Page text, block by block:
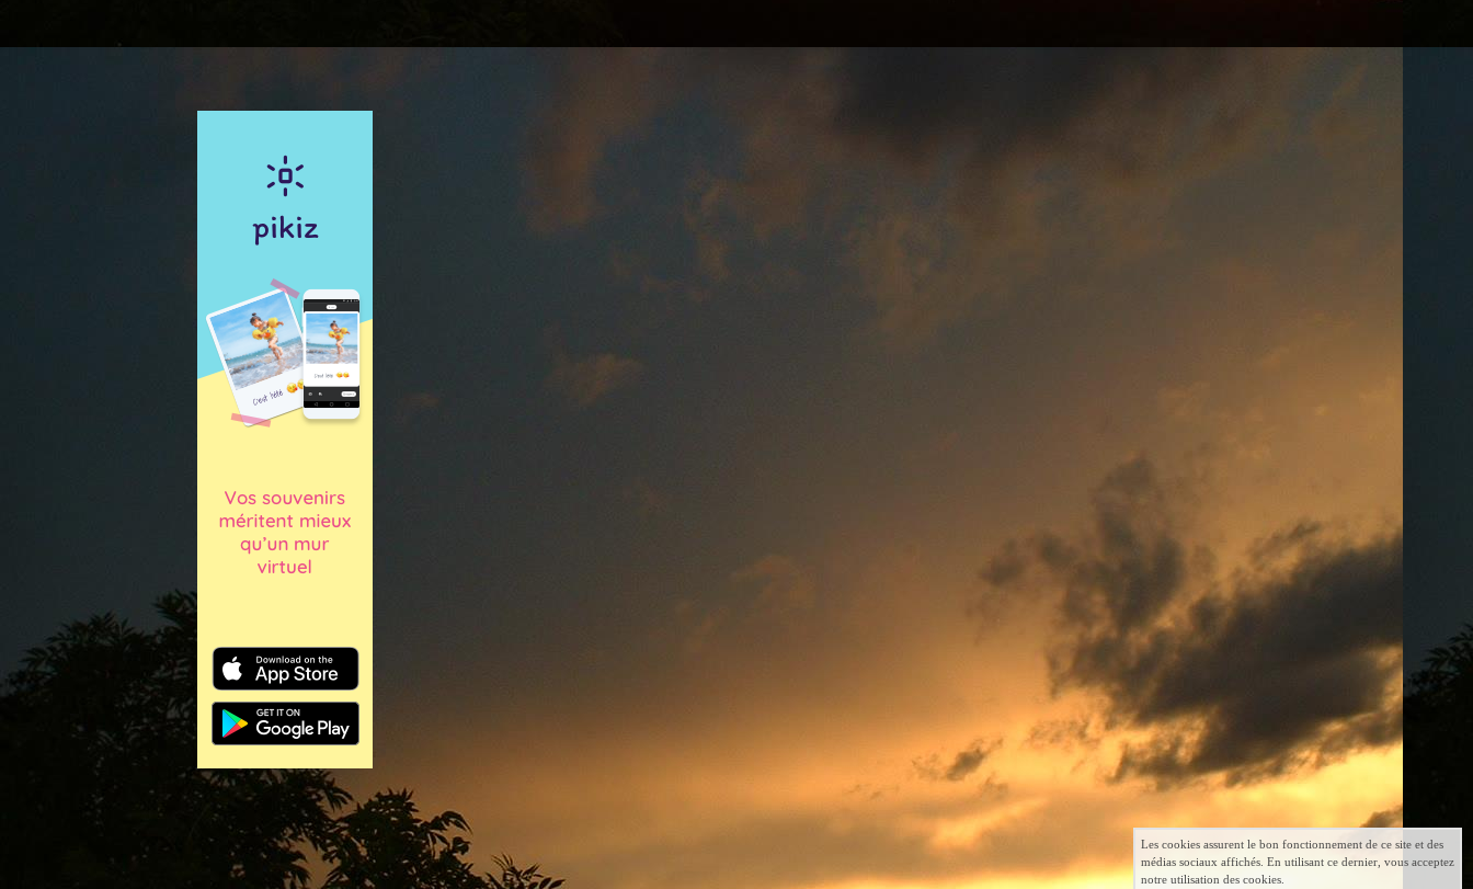
Les cookies assurent le bon fonctionnement de ce site et des
médias sociaux affichés. En utilisant ce dernier, vous acceptez
notre utilisation des cookies.